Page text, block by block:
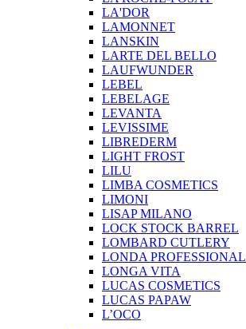
LA'DOR
LAMONNET
LANSKIN
LARTE DEL BELLO
LAUFWUNDER
LEBEL
LEBELAGE
LEVANTA
LEVISSIME
LIBREDERM
LIGHT FROST
LILU
LIMBA COSMETICS
LIMONI
LISAP MILANO
LOCK STOCK BARREL
LOMBARD CUTLERY
LONDA PROFESSIONAL
LONGA VITA
LUCAS COSMETICS
LUCAS PAPAW
L’OCO